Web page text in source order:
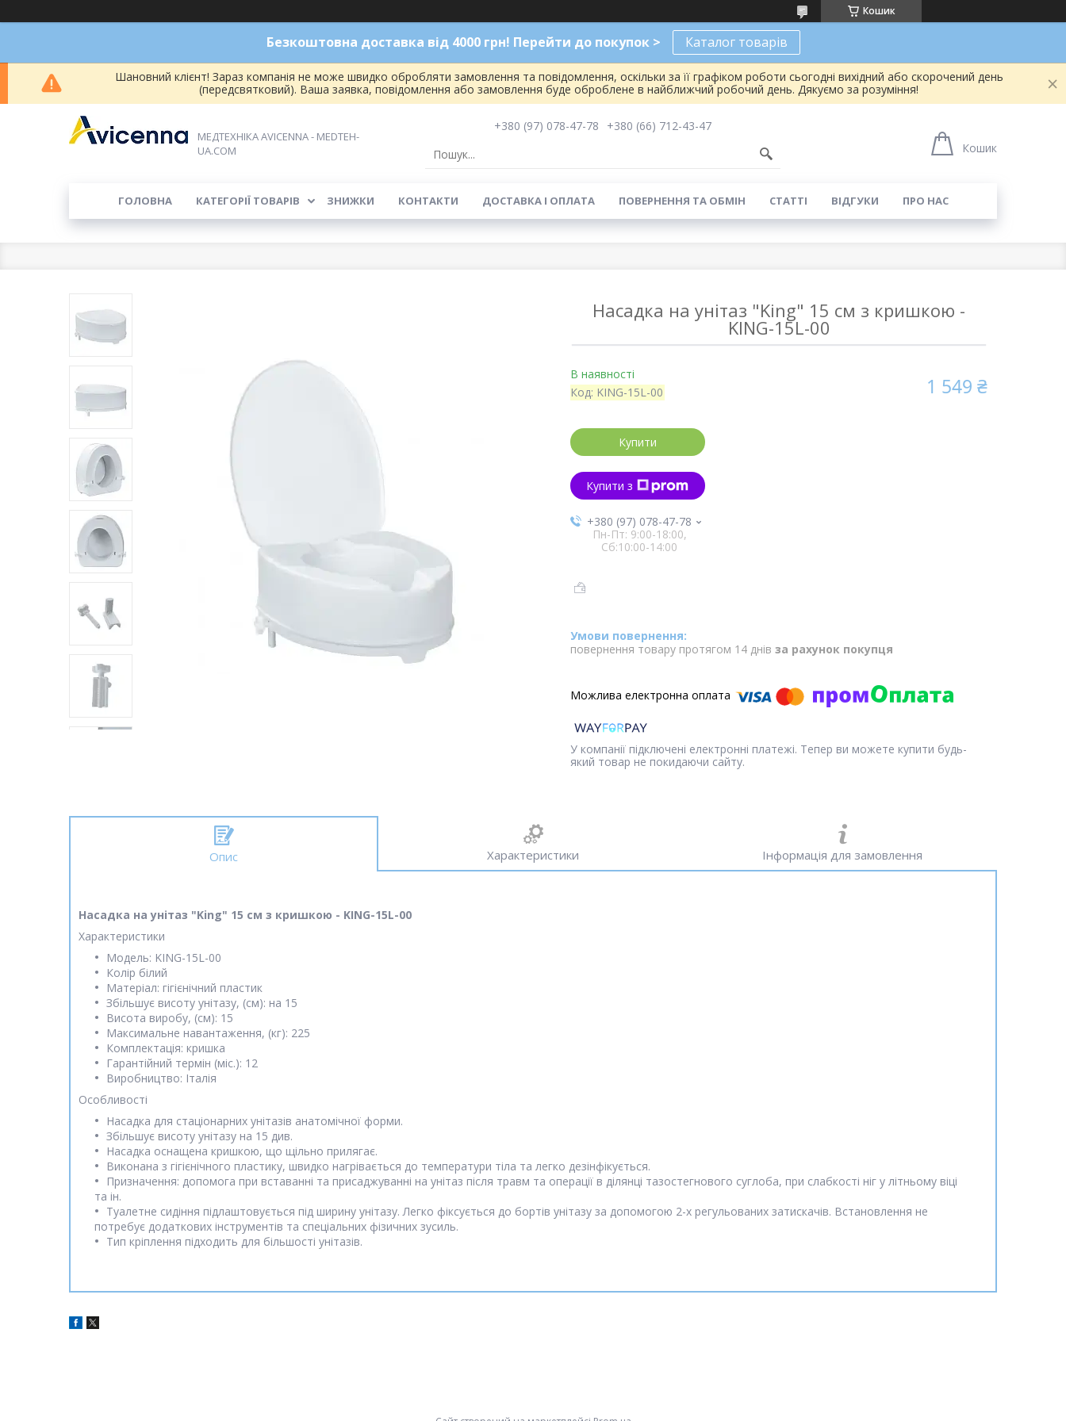
Кошик
Безкоштовна доставка від 4000 грн! Перейти до покупок > Каталог товарів
Шановний клієнт! Зараз компанія не може швидко обробляти замовлення та повідомлення, оскільки за її графіком роботи сьогодні вихідний або скорочений день
(передсвятковий). Ваша заявка, повідомлення або замовлення буде оброблене в найближчий робочий день. Дякуємо за розуміння!
МЕДТЕХНІКА AVICENNA - MEDTEH-
UA.COM
+380 (97) 078-47-78
+380 (66) 712-43-47
Кошик
ГОЛОВНА КАТЕГОРІЇ ТОВАРІВ ЗНИЖКИ КОНТАКТИ ДОСТАВКА І ОПЛАТА ПОВЕРНЕННЯ ТА ОБМІН СТАТТІ ВІДГУКИ ПРО НАС
Насадка на унітаз "King" 15 см з кришкою -
KING-15L-00
В наявності
Код: KING-15L-00 1 549 ₴
Купити
Купити з
+380 (97) 078-47-78
Пн-Пт: 9:00-18:00,
Сб:10:00-14:00
повернення товару протягом 14 днів за рахунок покупця
У компанії підключені електронні платежі. Тепер ви можете купити будь-
який товар не покидаючи сайту.
Опис Характеристики Інформація для замовлення
Насадка на унітаз "King" 15 см з кришкою - KING-15L-00
Характеристики
Модель: KING-15L-00
Колір білий
Матеріал: гігієнічний пластик
Збільшує висоту унітазу, (см): на 15
Висота виробу, (см): 15
Максимальне навантаження, (кг): 225
Комплектація: кришка
Гарантійний термін (міс.): 12
Виробництво: Італія
Особливості
Насадка для стаціонарних унітазів анатомічної форми.
Збільшує висоту унітазу на 15 див.
Насадка оснащена кришкою, що щільно прилягає.
Виконана з гігієнічного пластику, швидко нагрівається до температури тіла та легко дезінфікується.
Призначення: допомога при вставанні та присаджуванні на унітаз після травм та операції в ділянці тазостегнового суглоба, при слабкості ніг у літньому віці
та ін.
Туалетне сидіння підлаштовується під ширину унітазу. Легко фіксується до бортів унітазу за допомогою 2-х регульованих затискачів. Встановлення не
потребує додаткових інструментів та спеціальних фізичних зусиль.
Тип кріплення підходить для більшості унітазів.